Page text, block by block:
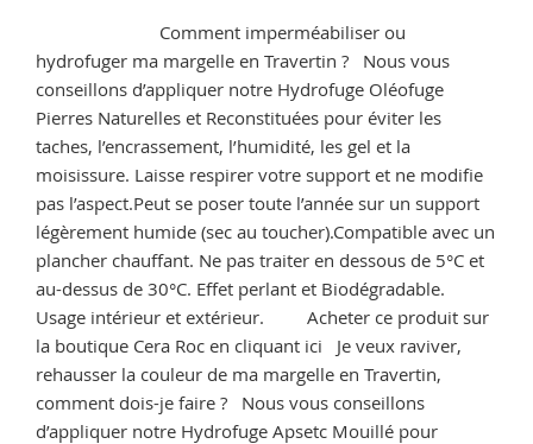
Comment imperméabiliser ou
hydrofuger ma margelle en Travertin ? Nous vous
conseillons d’appliquer notre Hydrofuge Oléofuge
Pierres Naturelles et Reconstituées pour éviter les
taches, l’encrassement, l’humidité, les gel et la
moisissure. Laisse respirer votre support et ne modifie
pas l’aspect.Peut se poser toute l’année sur un support
légèrement humide (sec au toucher).Compatible avec un
plancher chauffant. Ne pas traiter en dessous de 5°C et
au-dessus de 30°C. Effet perlant et Biodégradable.
Usage intérieur et extérieur. Acheter ce produit sur
la boutique Cera Roc en cliquant ici Je veux raviver,
rehausser la couleur de ma margelle en Travertin,
comment dois-je faire ? Nous vous conseillons
d’appliquer notre Hydrofuge Apsetc Mouillé pour